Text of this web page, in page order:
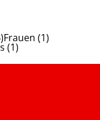
Frauen (1)
(1)